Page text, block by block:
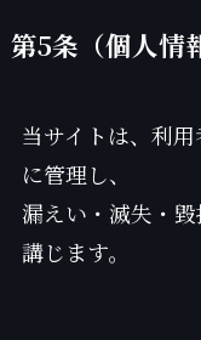
第5条（個人情
当サイトは、利
に管理し、
漏えい・滅失・
講じます。